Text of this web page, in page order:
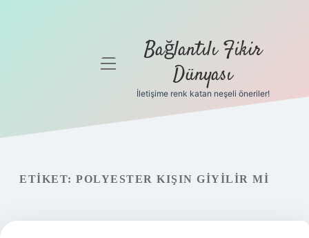
Gizlilik
Yasal Uyarı
Hakkımızda
menüyü
Bağlantılı Fikir
Dünyası
İletişime renk katan neşeli öneriler!
ETIKET: POLYESTER KIŞIN GIYILIR MI